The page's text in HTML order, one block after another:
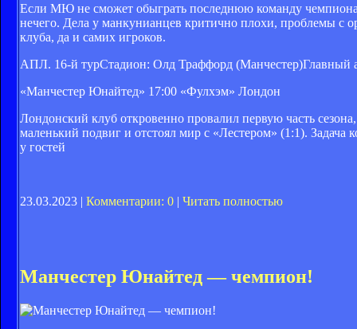
Если МЮ не сможет обыграть последнюю команду
нечего. Дела у манкунианцев критично плохи, проблемы с
клуба, да и самих игроков.
АПЛ. 16-й турСтадион: Олд Траффорд (Манчестер)Главный
«Манчестер Юнайтед» 17:00 «Фулхэм» Лондон
Лондонский клуб откровенно провалил первую часть
маленький подвиг и отстоял мир с «Лестером» (1:1).
у гостей
23.03.2023 | Комментарии: 0 | Читать полностью
Манчестер Юнайтед — чемпион!